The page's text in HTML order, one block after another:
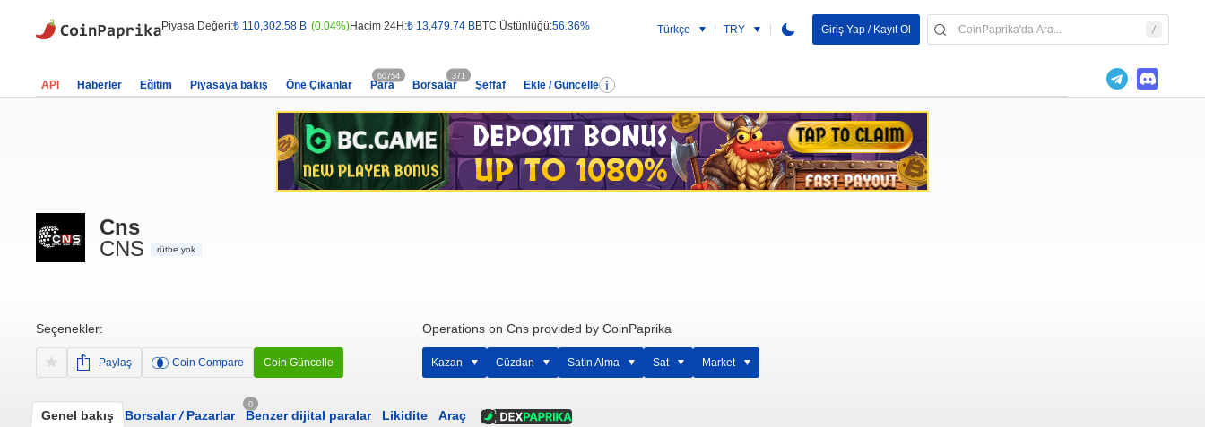
Piyasa Değeri:₺ 110,302.58 B (0.04%)Hacim 24H:₺ 13,479.74 BBTC Üstünlüğü:56.36% Türkçe TRY Giriş Yap / Kayıt Ol
API Haberler Eğitim Piyasaya bakış Öne Çıkanlar Para
60754
Borsalar
371
Şeffaf Ekle / Güncelle
Cns
CNS
rütbe yok
Seçenekler:
Paylaş Coin Compare Coin Güncelle
Operations on Cns provided by CoinPaprika
Kazan Cüzdan Satın Alma Sat Market
Genel bakış Borsalar/Pazarlar
0
Benzer dijital paralar Likidite Araç